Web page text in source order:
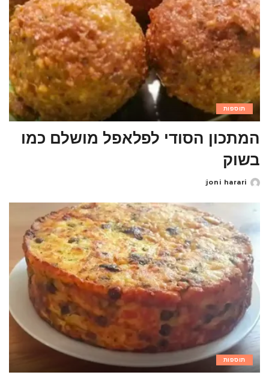
תוספות
המתכון הסודי לפלאפל מושלם כמו
בשוק
Posted
joni harari
תוספות